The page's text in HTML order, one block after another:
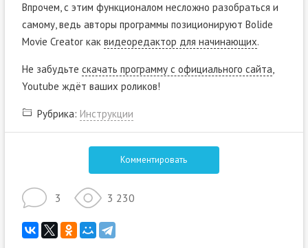
Впрочем, с этим функционалом несложно разобраться и
самому, ведь авторы программы позиционируют Bolide
Movie Creator как видеоредактор для начинающих.
Не забудьте скачать программу c официального сайта,
Youtube ждёт ваших роликов!
Рубрика: Инструкции
Комментировать
3 3 230